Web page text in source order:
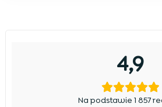
4,9
Na podstawie 1 857